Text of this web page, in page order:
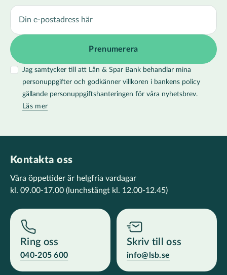
Jag samtycker till att Lån & Spar Bank behandlar mina
personuppgifter och godkänner villkoren i bankens policy
gällande personuppgiftshanteringen för våra nyhetsbrev.
Läs mer
Kontakta oss
Våra öppettider är helgfria vardagar
kl. 09.00-17.00 (lunchstängt kl. 12.00-12.45)
Ring oss
040-205 600
Skriv till oss
info@lsb.se